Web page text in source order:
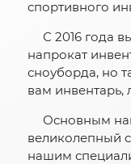
спортивного
С 2016 года
напрокат
сноуборда, но
вам инвентарь,
Основным
великолепный
нашим